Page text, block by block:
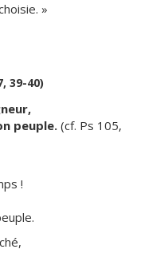
»
39-40)
peuple. (cf. Ps 105,
!